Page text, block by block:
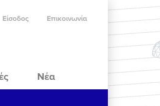
Επικοινωνία
Είσοδος
Νέα